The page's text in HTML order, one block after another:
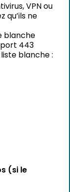
VPN ou
qu’ils ne
blanche
port 443
blanche :
(si le